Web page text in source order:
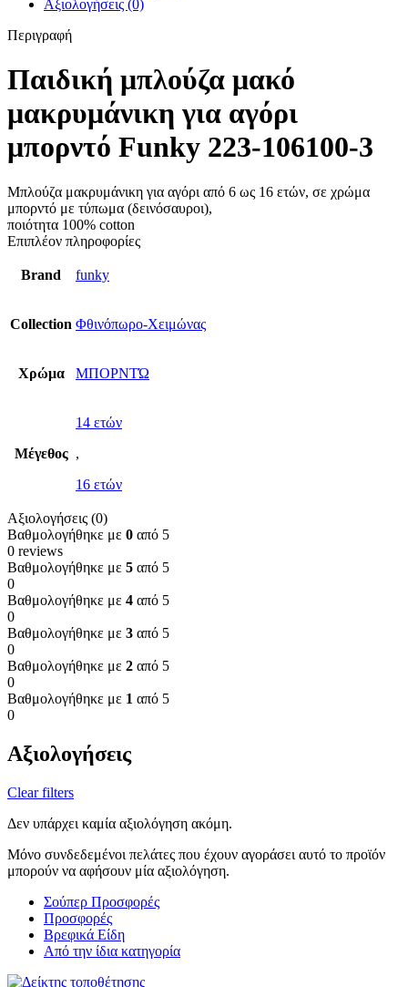
Αξιολογήσεις (0)
Περιγραφή
Παιδική μπλούζα μακό
μακρυμάνικη για αγόρι
μπορντό Funky 223-106100-3
Μπλούζα μακρυμάνικη για αγόρι από 6 ως 16 ετών, σε χρώμα
μπορντό με τύπωμα (δεινόσαυροι),
ποιότητα 100% cotton
Επιπλέον πληροφορίες
Brand funky
Collection Φθινόπωρο-Χειμώνας
Χρώμα ΜΠΟΡΝΤΏ
Μέγεθος
14 ετών
,
16 ετών
Αξιολογήσεις (0)
Βαθμολογήθηκε με 0 από 5
0 reviews
Βαθμολογήθηκε με 5 από 5
0
Βαθμολογήθηκε με 4 από 5
0
Βαθμολογήθηκε με 3 από 5
0
Βαθμολογήθηκε με 2 από 5
0
Βαθμολογήθηκε με 1 από 5
0
Αξιολογήσεις
Clear filters
Δεν υπάρχει καμία αξιολόγηση ακόμη.
Μόνο συνδεδεμένοι πελάτες που έχουν αγοράσει αυτό το προϊόν
μπορούν να αφήσουν μία αξιολόγηση.
Σούπερ Προσφορές
Προσφορές
Βρεφικά Είδη
Από την ίδια κατηγορία